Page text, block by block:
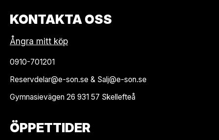
KONTAKTA OSS
Ångra mitt köp
0910-701201
Reservdelar@e-son.se & Salj@e-son.se
Gymnasievägen 26 931 57 Skellefteå
ÖPPETTIDER